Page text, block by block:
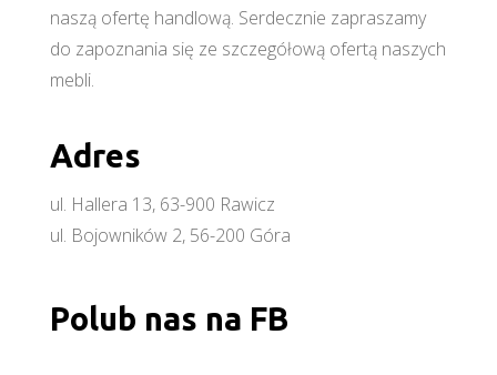
naszą ofertę handlową. Serdecznie zapraszamy
do zapoznania się ze szczegółową ofertą naszych
mebli.
Adres
ul. Hallera 13, 63-900 Rawicz
ul. Bojowników 2, 56-200 Góra
Polub nas na FB